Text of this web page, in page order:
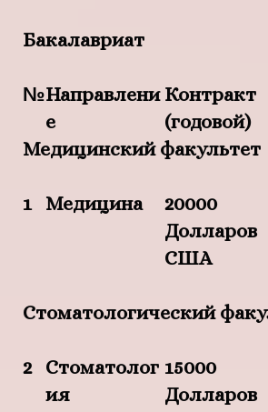
Бакалавриат
№Направлени
е
Контракт
(годовой)
Медицинский факультет
1 Медицина
20000
Долларов
США
Стоматологический
2
Стоматолог
ия
15000
Долларов